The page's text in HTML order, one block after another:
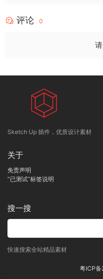
评论 0
Sketch Up 插件，优质设计素材
关于
免责声明
“已测试”标签说明
搜一搜
快速搜索全站精品素材
粤ICP